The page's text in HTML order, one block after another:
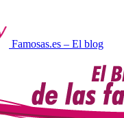
Famosas.es – El blog